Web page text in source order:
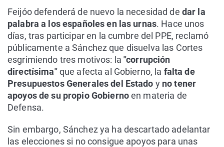
Feijóo defenderá de nuevo la necesidad de dar la
palabra a los españoles en las urnas. Hace unos
días, tras participar en la cumbre del PPE, reclamó
públicamente a Sánchez que disuelva las Cortes
esgrimiendo tres motivos: la"corrupción
directísima"que afecta al Gobierno, la falta de
Presupuestos Generales del Estado y no tener
apoyos de su propio Gobiernoen materia de
Defensa.
Sin embargo, Sánchez ya ha descartado adelantar
las elecciones si no consigue apoyos para unas